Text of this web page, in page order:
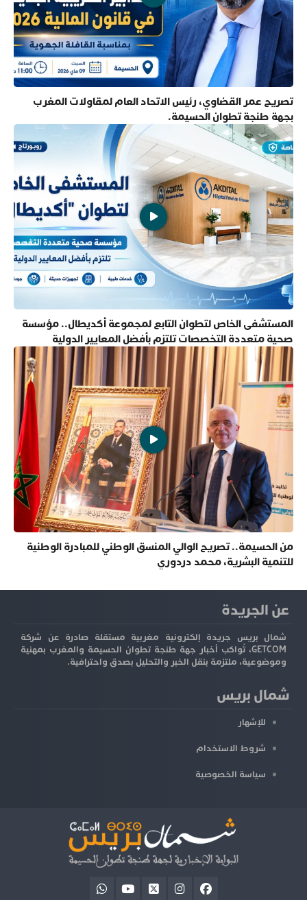
تصريح عمر القضاوي، رئيس الاتحاد العام لمقاولات المغرب
بجهة طنجة تطوان الحسيمة.
المستشفى الخاص لتطوان التابع لمجموعة أكديطال.. مؤسسة
صحية متعددة التخصصات تلتزم بأفضل المعايير الدولية
من الحسيمة.. تصريح الوالي المنسق الوطني للمبادرة الوطنية
للتنمية البشرية، محمد دردوري
عن الجريدة
شمال بريس جريدة إلكترونية مغربية مستقلة صادرة عن شركة
GETCOM، تُواكب أخبار جهة طنجة تطوان الحسيمة والمغرب بمهنية
وموضوعية، ملتزمة بنقل الخبر والتحليل بصدق واحترافية.
شمال بريس
للإشهار
شروط الاستخدام
سياسة الخصوصية